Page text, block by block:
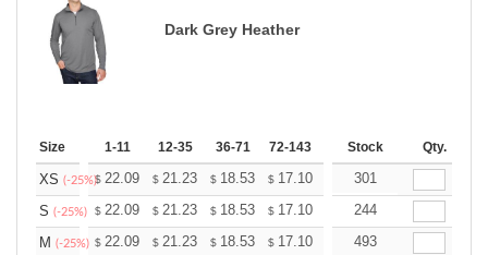
Dark Grey Heather
Size 1-11 12-35 36-71 72-143 144-287 288 + More
Stock Qty.
XS (-25%)$ 22.09 $ 21.23 $ 18.53 $ 17.10 16.24
301
S (-25%) $ 22.09 $ 21.23 $ 18.53 $ 17.10 16.24
244
M (-25%) $ 22.09 $ 21.23 $ 18.53 $ 17.10 16.24
493